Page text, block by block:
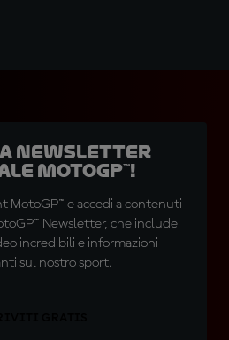
newsletter
MotoGP™!
MotoGP™ e accedi a contenuti
Newsletter, che include
incredibili e informazioni
sul nostro sport.